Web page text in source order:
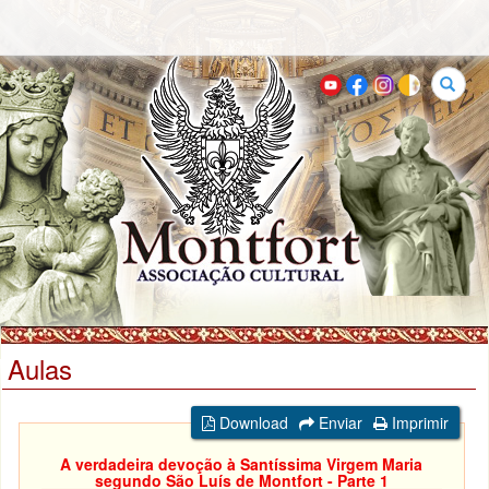
Buscar
Aulas
Download Enviar
Imprimir
A verdadeira devoção à Santíssima Virgem Maria
segundo São Luís de Montfort - Parte 1